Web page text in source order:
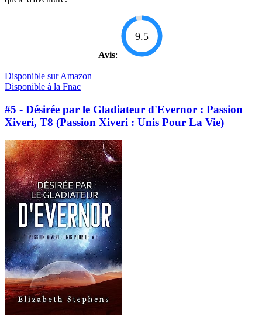
Avis:
9.5
Disponible sur Amazon |
Disponible à la Fnac
#5 - Désirée par le Gladiateur d'Evernor : Passion
Xiveri, T8 (Passion Xiveri : Unis Pour La Vie)